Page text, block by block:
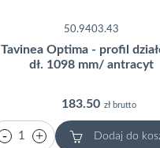
50.9403.43
Tavinea Optima - profil
dł. 1098 mm/ antracyt
183.50 zł brutto
Dodaj do